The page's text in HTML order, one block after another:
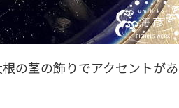
の茎の飾りでアクセントがあ